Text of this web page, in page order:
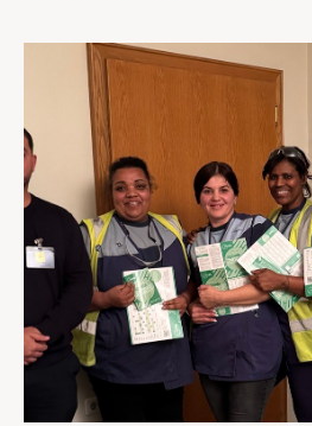
Unterstützung im
Berufliche
Mitglied werden
Aktuell